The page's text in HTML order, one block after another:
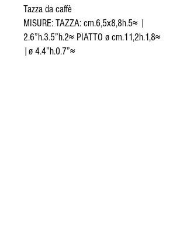
Tazza da caffè
MISURE: TAZZA: cm.6,5x8,8h.5≈ |
2.6”h.3.5”h.2≈ PIATTO ø cm.11,2h.1,8≈
|ø 4.4”h.0.7”≈